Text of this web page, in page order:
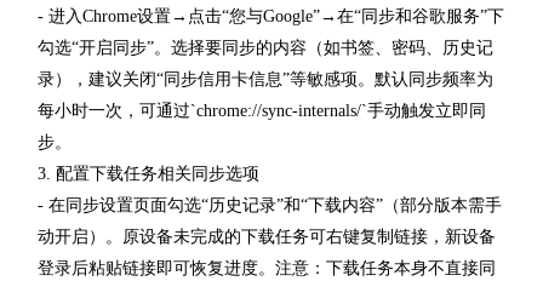
- 进入Chrome设置→点击“您与Google”→在“同步和谷歌服务”下
勾选“开启同步”。选择要同步的内容（如书签、密码、历史记
录），建议关闭“同步信用卡信息”等敏感项。默认同步频率为
每小时一次，可通过`chrome://sync-internals/`手动触发立即同
步。
3. 配置下载任务相关同步选项
- 在同步设置页面勾选“历史记录”和“下载内容”（部分版本需手
动开启）。原设备未完成的下载任务可右键复制链接，新设备
登录后粘贴链接即可恢复进度。注意：下载任务本身不直接同